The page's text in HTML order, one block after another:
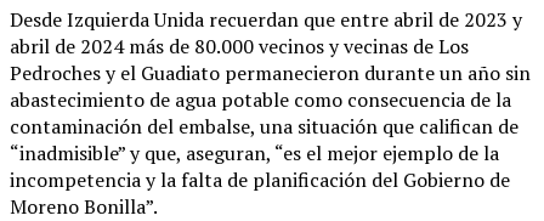
Desde Izquierda Unida recuerdan que entre abril de 2023 y
abril de 2024 más de 80.000 vecinos y vecinas de Los
Pedroches y el Guadiato permanecieron durante un año sin
abastecimiento de agua potable como consecuencia de la
contaminación del embalse, una situación que califican de
“inadmisible” y que, aseguran, “es el mejor ejemplo de la
incompetencia y la falta de planificación del Gobierno de
Moreno Bonilla”.